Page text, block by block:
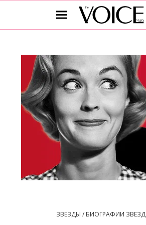
ЗВЕЗДЫ / БИОГРАФИИ ЗВЕЗД